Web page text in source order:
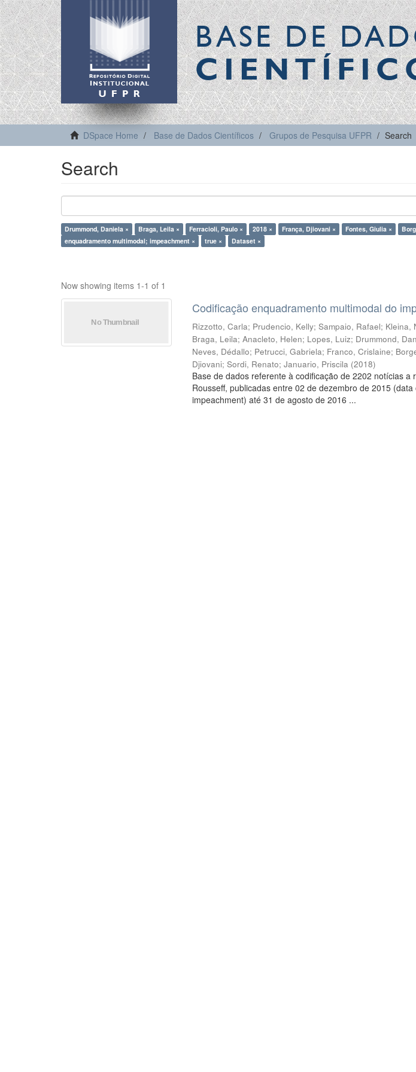
BASE DE
DSpace Home Base de Dados Científicos Grupos de Pesquisa UFPR Search
Search
Drummond, Daniela × Braga, Leila × Ferracioli, Paulo × 2018 × França, Djiovani × Fontes, Giulia ×
enquadramento multimodal; impeachment ×
true × Dataset ×
Now showing items 1-1 of 1
Codificação enquadramento multimodal do
Rizzotto, Carla; Prudencio, Kelly;Sampaio, Rafael; Kleina,
Braga, Leila;Anacleto, Helen; Lopes, Luiz; Drummond,
Neves, Dédallo; Petrucci, Gabriela; Franco, Crislaine;
Djiovani;Sordi, Renato;Januario, Priscila (2018)
Base de dados referente à codificação de 2202 notícias a
Rousseff, publicadas entre 02 de dezembro de 2015
impeachment) até 31 de agosto de 2016 ...